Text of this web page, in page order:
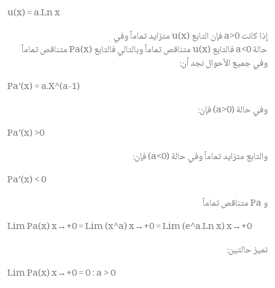
u(x) = a.Ln x
إذا كانتa>0فإن التابعu(x)متزايد تماماً وفي
حالةa<0فالتابعu(x)متناقص تماماً وبالتالي فالتابعPa(x)متناقص تماماً
وفي جميع الأحوال نجد أن:
Pa’(x) = a.X^(a-1)
وفي حالة (a>0) فإن:
Pa’(x) >0
والتابع متزايد تماماً وفي حالة (a<0) فإن:
Pa’(x) < 0
وPaمتناقص تماماً
Lim Pa(x) x→+0 = Lim (x^a) x→+0 = Lim (e^a.Ln x) x→+0
نميز حالتين:
Lim Pa(x) x→+0 = 0 : a > 0